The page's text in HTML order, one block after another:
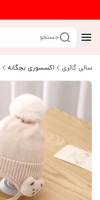
جستجو
سالی گالری اکسسوری بچگانه